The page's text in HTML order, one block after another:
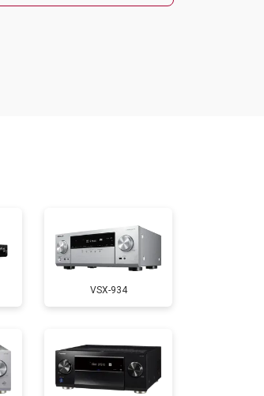
VSX-934